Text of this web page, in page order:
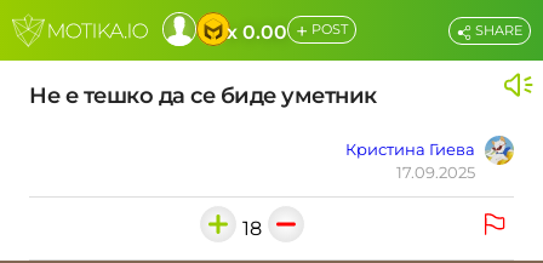
x 0.00 + POST
Не е тешко да се биде уметник
Кристина Гиева
17.09.2025
SHARE
18